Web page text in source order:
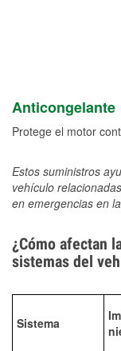
Anticongelante
Protege el motor
Estos suministros
vehículo
en emergencias en
¿Cómo afectan
sistemas del
Sistema